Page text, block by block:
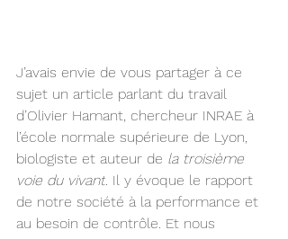
J’avais envie de vous partager à ce
sujet un article parlant du travail
d’Olivier Hamant, chercheur INRAE à
l’école normale supérieure de Lyon,
biologiste et auteur de la troisième
voie du vivant. Il y évoque le rapport
de notre société à la performance et
au besoin de contrôle. Et nous